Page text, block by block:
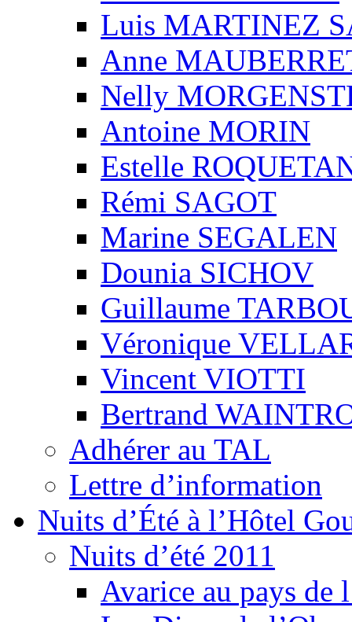
Luis MARTINEZ
Anne
Nelly
Antoine MORIN
Estelle
Rémi SAGOT
Marine SEGALEN
Dounia SICHOV
Guillaume
Véronique
Vincent VIOTTI
Bertrand
Adhérer au TAL
Lettre d’information
Nuits d’Été à l’Hôtel
Nuits d’été 2011
Avarice au pays de